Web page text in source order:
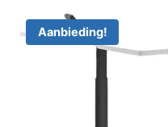
Aanbieding!